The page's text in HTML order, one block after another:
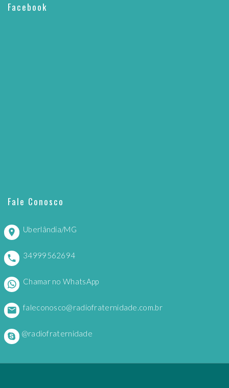
Facebook
Fale Conosco
Uberlândia/MG
34999562694
Chamar no WhatsApp
faleconosco@radiofraternidade.com.br
@radiofraternidade